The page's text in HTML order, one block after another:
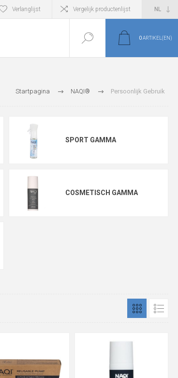
Verlanglijst Vergelijk productenlijst
0ARTIKEL(EN)
Startpagina NAQI® Persoonlijk Gebruik
SPORT GAMMA
COSMETISCH GAMMA